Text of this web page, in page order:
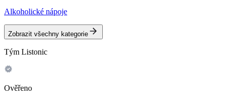
Alkoholické nápoje
Zobrazit všechny kategorie
Tým Listonic
Ověřeno